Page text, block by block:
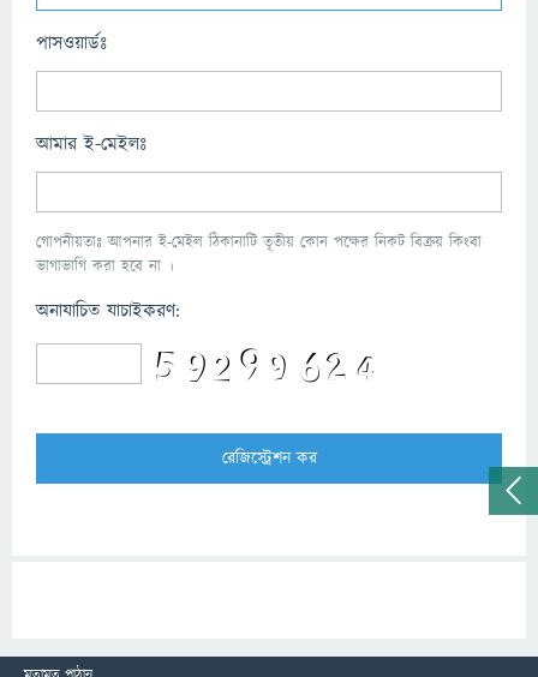
পাসওয়ার্ডঃ
আমার ই-মেইলঃ
গোপনীয়তাঃ আপনার ই-মেইল ঠিকানাটি তৃতীয় কোন পক্ষের নিকট বিক্রয় কিংবা
ভাগাভাগি করা হবে না ।
অনাযাচিত যাচাইকরণ: